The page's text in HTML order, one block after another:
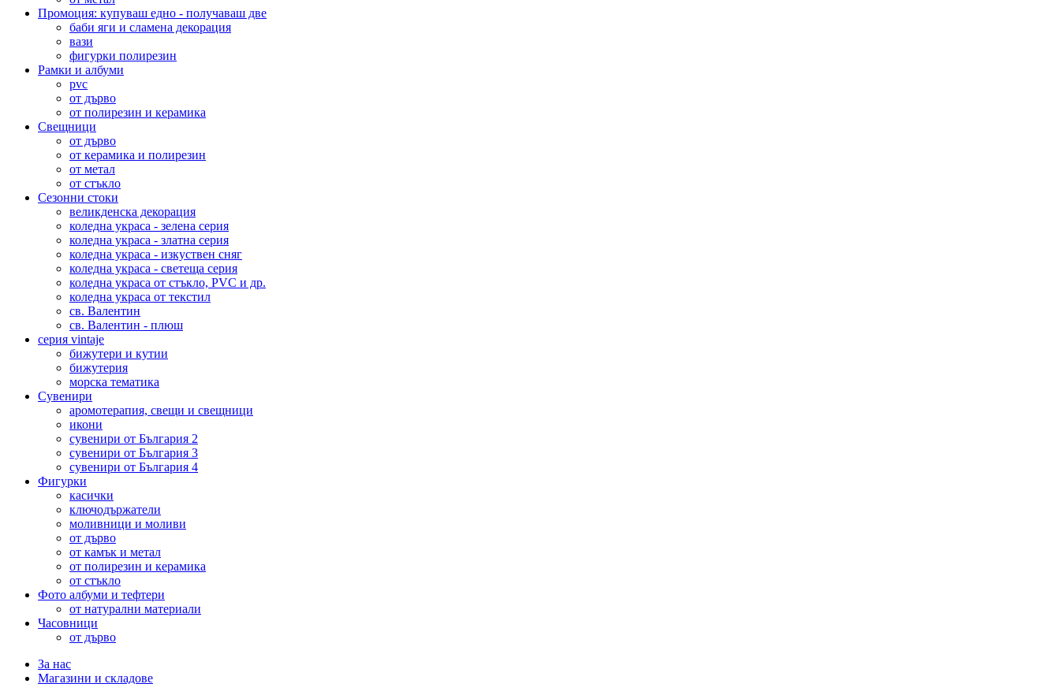
Промоция: купуваш едно - получаваш две
баби яги и сламена декорация
вази
фигурки полирезин
Рамки и албуми
pvc
от дърво
от полирезин и керамика
Свещници
от дърво
от керамика и полирезин
от метал
от стъкло
Сезонни стоки
великденска декорация
коледна украса - зелена серия
коледна украса - златна серия
коледна украса - изкуствен сняг
коледна украса - светеща серия
коледна украса от стъкло, PVC и др.
коледна украса от текстил
св. Валентин
св. Валентин - плюш
серия vintaje
бижутери и кутии
бижутерия
морска тематика
Сувенири
аромотерапия, свещи и свещници
икони
сувенири от България 2
сувенири от България 3
сувенири от България 4
Фигурки
касички
ключодържатели
моливници и моливи
от дърво
от камък и метал
от полирезин и керамика
от стъкло
Фото албуми и тефтери
от натурални материали
Часовници
от дърво
За нас
Магазини и складове